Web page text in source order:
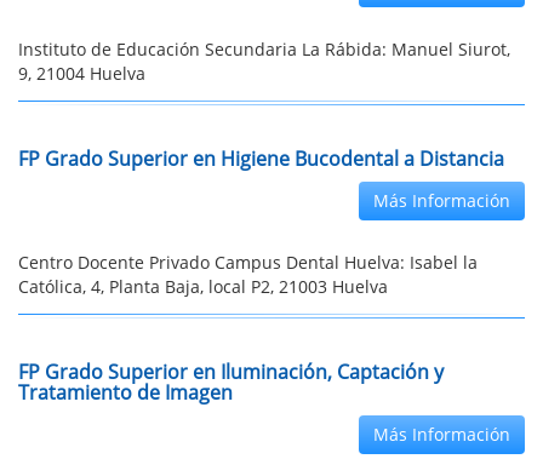
Instituto de Educación Secundaria La Rábida: Manuel Siurot,
9, 21004 Huelva
FP Grado Superior en Higiene Bucodental a Distancia
Más Información
Centro Docente Privado Campus Dental Huelva: Isabel la
Católica, 4, Planta Baja, local P2, 21003 Huelva
FP Grado Superior en Iluminación, Captación y
Tratamiento de Imagen
Más Información